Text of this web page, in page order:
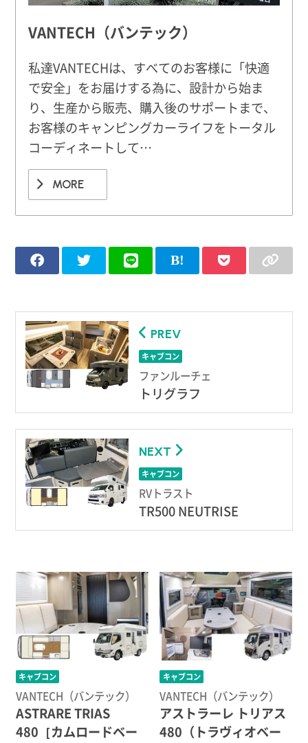
VANTECH（バンテック）
私達VANTECHは、すべてのお客様に「快適
で安全」をお届けする為に、設計から始ま
り、生産から販売、購入後のサポートまで、
お客様のキャンピングカーライフをトータル
コーディネートして…
MORE
PREV
キャブコン
ファンルーチェ
トリグラフ
NEXT
キャブコン
RVトラスト
TR500 NEUTRISE
キャブコン
VANTECH（バンテック）
ASTRARE TRIAS
480［カムロードベー
キャブコン
VANTECH（バンテック）
アストラーレ トリアス
480（トラヴィオベー